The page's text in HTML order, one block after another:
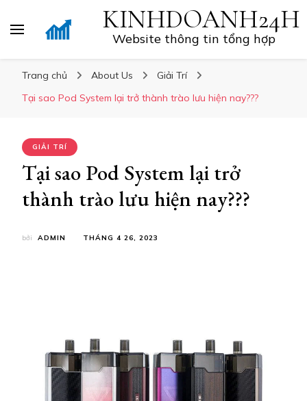
KINHDOANH24H
Website thông tin tổng hợp
Trang chủ About Us
Giải Trí
Tại sao Pod System lại trở thành trào lưu hiện nay???
GIẢI TRÍ
Tại sao Pod System lại trở
thành trào lưu hiện nay???
bởi ADMIN THÁNG 4 26, 2023